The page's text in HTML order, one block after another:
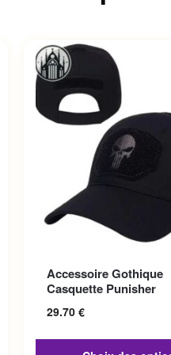
Accessoire Gothique
Casquette Punisher
29.70 €
Les options peuvent